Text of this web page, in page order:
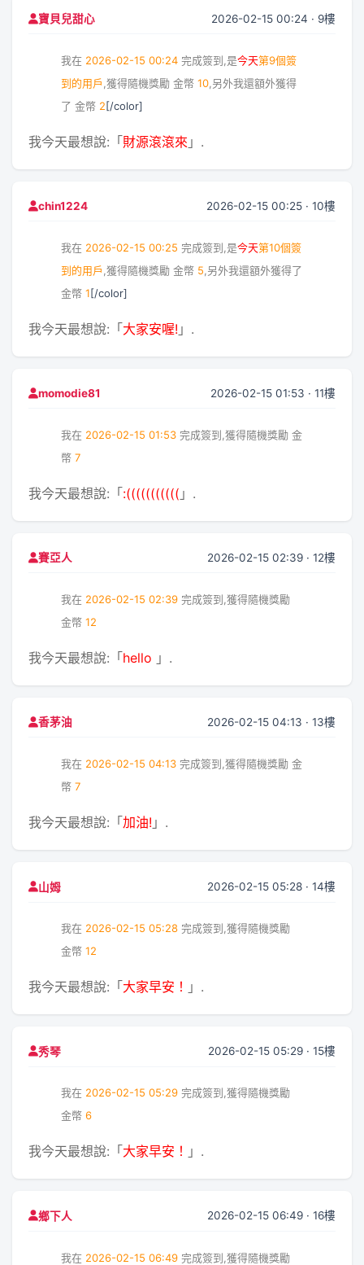
寶貝兒甜心 2026-02-15 00:24 · 9樓
我在 2026-02-15 00:24 完成簽到,是今天第9個簽
到的用戶 ,獲得隨機獎勵 金幣 10 ,另外我還額外獲得
了 金幣 2[/color]
我今天最想說:「財源滾滾來 」.
chin1224 2026-02-15 00:25 · 10樓
我在 2026-02-15 00:25 完成簽到,是今天第10個簽
到的用戶 ,獲得隨機獎勵 金幣 5 ,另外我還額外獲得了
金幣 1[/color]
我今天最想說:「大家安喔! 」.
momodie81 2026-02-15 01:53 · 11樓
我在 2026-02-15 01:53 完成簽到,獲得隨機獎勵 金
幣 7
我今天最想說:「:((((((((((( 」.
賽亞人 2026-02-15 02:39 · 12樓
我在 2026-02-15 02:39 完成簽到,獲得隨機獎勵
金幣 12
我今天最想說:「hello 」.
香茅油 2026-02-15 04:13 · 13樓
我在 2026-02-15 04:13 完成簽到,獲得隨機獎勵 金
幣 7
我今天最想說:「 加油! 」.
山姆 2026-02-15 05:28 · 14樓
我在 2026-02-15 05:28 完成簽到,獲得隨機獎勵
金幣 12
我今天最想說:「 大家早安！ 」.
秀琴 2026-02-15 05:29 · 15樓
我在 2026-02-15 05:29 完成簽到,獲得隨機獎勵
金幣 6
我今天最想說:「 大家早安！ 」.
鄉下人 2026-02-15 06:49 · 16樓
我在 2026-02-15 06:49 完成簽到,獲得隨機獎勵